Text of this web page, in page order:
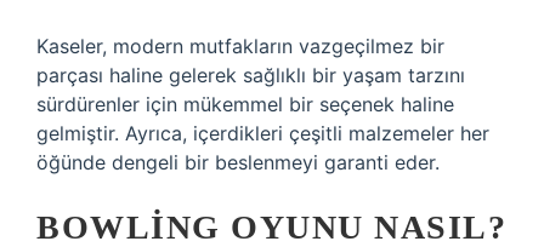
Kaseler, modern mutfakların vazgeçilmez bir
parçası haline gelerek sağlıklı bir yaşam tarzını
sürdürenler için mükemmel bir seçenek haline
gelmiştir. Ayrıca, içerdikleri çeşitli malzemeler her
öğünde dengeli bir beslenmeyi garanti eder.
BOWLING OYUNU NASIL?